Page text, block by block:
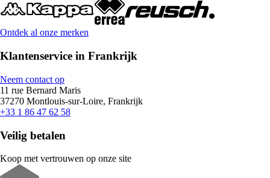
Ontdek al onze merken
Klantenservice in Frankrijk
Neem contact op
11 rue Bernard Maris
37270 Montlouis-sur-Loire, Frankrijk
+33 1 86 47 62 58
Veilig betalen
Koop met vertrouwen op onze site